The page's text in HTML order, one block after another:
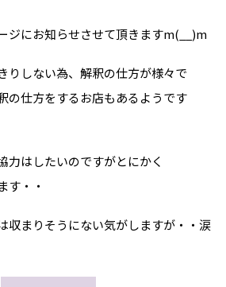
ジにお知らせさせて頂きますm(__)m
りしない為、解釈の仕方が様々で
の仕方をするお店もあるようです
力はしたいのですがとにかく
す・・
収まりそうにない気がしますが・・涙